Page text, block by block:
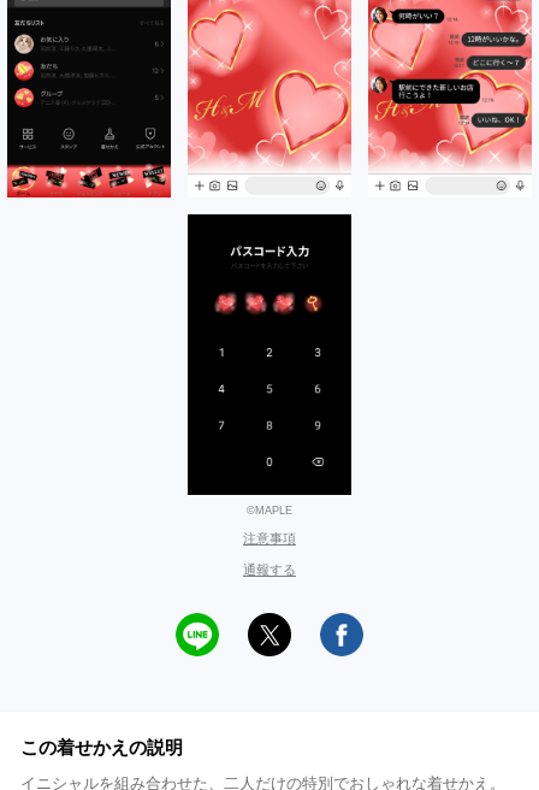
©MAPLE
注意事項
通報する
この着せかえの説明
イニシャルを組み合わせた、二人だけの特別でおしゃれな着せかえ。